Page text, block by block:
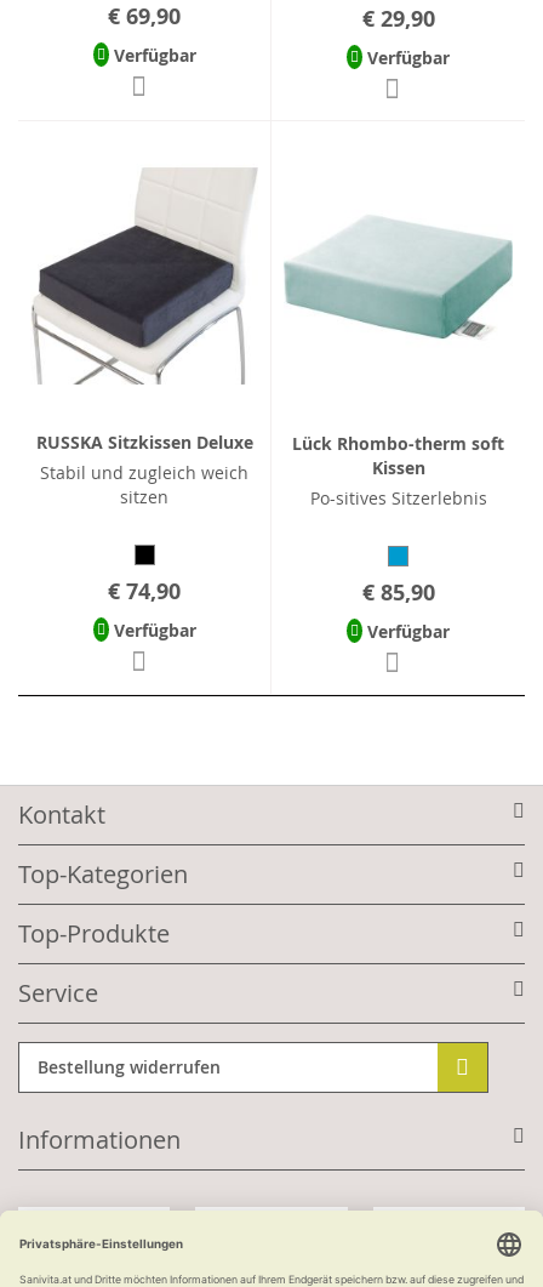
€ 69,90
Verfügbar
€ 29,90
Verfügbar
RUSSKA Sitzkissen Deluxe
Stabil und zugleich weich
sitzen
€ 74,90
Verfügbar
Lück Rhombo-therm soft
Kissen
Po-sitives Sitzerlebnis
€ 85,90
Verfügbar
Kontakt
Top-Kategorien
Top-Produkte
Service
Bestellung widerrufen
Informationen